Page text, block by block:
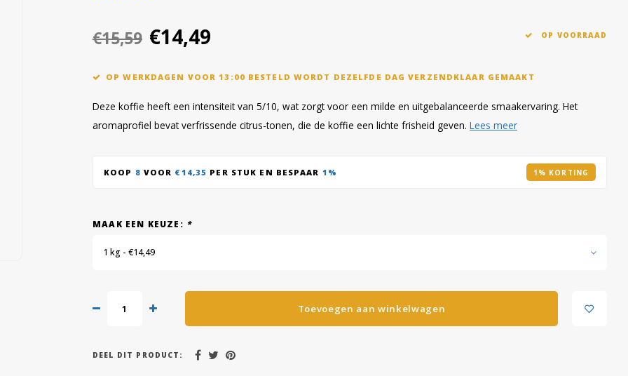
€15,59 €14,49 OP VOORRAAD
OP WERKDAGEN VOOR 13:00 BESTELD WORDT DEZELFDE DAG VERZENDKLAAR GEMAAKT
Deze koffie heeft een intensiteit van 5/10, wat zorgt voor een milde en uitgebalanceerde smaakervaring. Het
aromaprofiel bevat verfrissende citrus-tonen, die de koffie een lichte frisheid geven. Lees meer
KOOP 8 VOOR €14,35 PER STUK EN BESPAAR 1% 1% KORTING
MAAK EEN KEUZE: *
1 kg - €14,49
Toevoegen aan winkelwagen
DEEL DIT PRODUCT: